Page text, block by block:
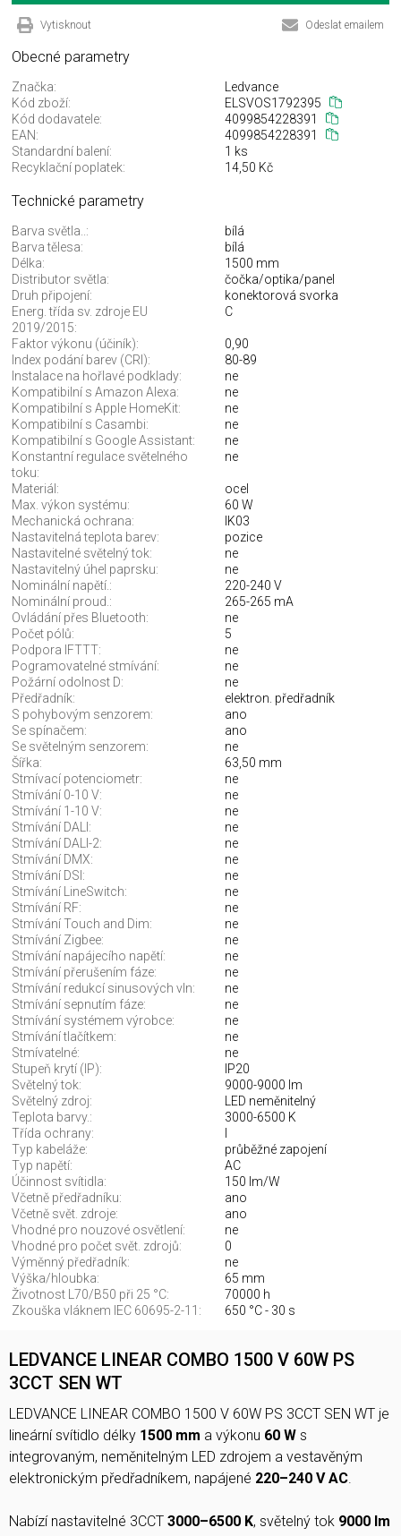
Vytisknout Odeslat emailem
Obecné parametry
Značka:
Ledvance
Kód zboží:
ELSVOS1792395
Kód dodavatele:
4099854228391
EAN:
4099854228391
Standardní balení:
1 ks
Recyklační poplatek:
14,50 Kč
Technické parametry
Barva světla..:
bílá
Barva tělesa:
bílá
Délka:
1500 mm
Distributor světla:
čočka/optika/panel
Druh připojení:
konektorová svorka
Energ. třída sv. zdroje EU
2019/2015:
C
Faktor výkonu (účiník):
0,90
Index podání barev (CRI):
80-89
Instalace na hořlavé podklady:
ne
Kompatibilní s Amazon Alexa:
ne
Kompatibilní s Apple HomeKit:
ne
Kompatibilní s Casambi:
ne
Kompatibilní s Google Assistant:
ne
Konstantní regulace světelného
toku:
ne
Materiál:
ocel
Max. výkon systému:
60 W
Mechanická ochrana:
IK03
Nastavitelná teplota barev:
pozice
Nastavitelné světelný tok:
ne
Nastavitelný úhel paprsku:
ne
Nominální napětí.:
220-240 V
Nominální proud.:
265-265 mA
Ovládání přes Bluetooth:
ne
Počet pólů:
5
Podpora IFTTT:
ne
Pogramovatelné stmívání:
ne
Požární odolnost D:
ne
Předřadník:
elektron. předřadník
S pohybovým senzorem:
ano
Se spínačem:
ano
Se světelným senzorem:
ne
Šířka:
63,50 mm
Stmívací potenciometr:
ne
Stmívání 0-10 V:
ne
Stmívání 1-10 V:
ne
Stmívání DALI:
ne
Stmívání DALI-2:
ne
Stmívání DMX:
ne
Stmívání DSI:
ne
Stmívání LineSwitch:
ne
Stmívání RF:
ne
Stmívání Touch and Dim:
ne
Stmívání Zigbee:
ne
Stmívání napájecího napětí:
ne
Stmívání přerušením fáze:
ne
Stmívání redukcí sinusových vln:
ne
Stmívání sepnutím fáze:
ne
Stmívání systémem výrobce:
ne
Stmívání tlačítkem:
ne
Stmívatelné:
ne
Stupeň krytí (IP):
IP20
Světelný tok:
9000-9000 lm
Světelný zdroj:
LED neměnitelný
Teplota barvy.:
3000-6500 K
Třída ochrany:
Typ kabeláže:
průběžné zapojení
Typ napětí:
AC
Účinnost svítidla:
150 lm/W
Včetně předřadníku:
ano
Včetně svět. zdroje:
ano
Vhodné pro nouzové osvětlení:
ne
Vhodné pro počet svět. zdrojů:
0
Výměnný předřadník:
ne
Výška/hloubka:
65 mm
Životnost L70/B50 při 25 °C:
70000 h
Zkouška vláknem IEC 60695-2-11:
650 °C - 30 s
LEDVANCE LINEAR COMBO 1500 V 60W PS
3CCT SEN WT
LEDVANCE LINEAR COMBO 1500 V 60W PS 3CCT SEN WT je
lineární svítidlo délky 1500 mm a výkonu 60 W s
integrovaným, neměnitelným LED zdrojem a vestavěným
elektronickým předřadníkem, napájené 220–240 V AC.
Nabízí nastavitelné 3CCT 3000–6500 K, světelný tok 9000 lm